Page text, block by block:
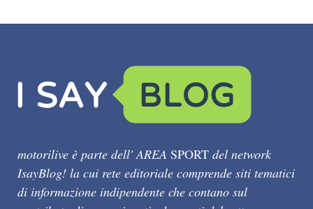
motorilive è parte dell' AREA SPORT del network
IsayBlog! la cui rete editoriale comprende siti tematici
di informazione indipendente che contano sul